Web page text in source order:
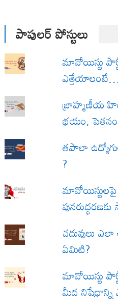
పాపులర్ పోస్టులు
మావోయిస్టు
బ్రాహ్మణీయ
భయం,
త‌పాలా
?
మావోయిస్టులపై
చదువులు
ఏమిటి?
మావోయిస్టు
మీద నిషేధాన్ని